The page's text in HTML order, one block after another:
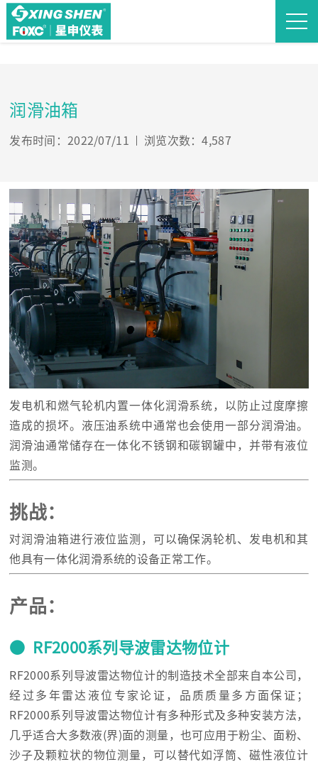
润滑油箱
发布时间：2022/07/11 浏览次数：4,587
发电机和燃气轮机内置一体化润滑系统，以防止过度摩擦
造成的损坏。液压油系统中通常也会使用一部分润滑油。
润滑油通常储存在一体化不锈钢和碳钢罐中，并带有液位
监测。
挑战：
对润滑油箱进行液位监测，可以确保涡轮机、发电机和其
他具有一体化润滑系统的设备正常工作。
产品：
● RF2000系列导波雷达物位计
RF2000系列导波雷达物位计的制造技术全部来自本公司，
经过多年雷达液位专家论证，品质质量多方面保证；
RF2000系列导波雷达物位计有多种形式及多种安装方法，
几乎适合大多数液(界)面的测量，也可应用于粉尘、面粉、
沙子及颗粒状的物位测量，可以替代如浮筒、磁性液位计